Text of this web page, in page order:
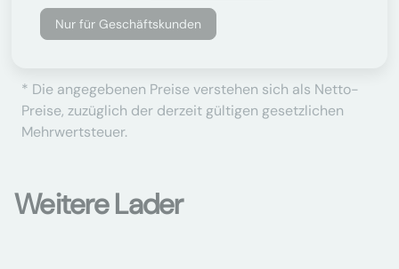
Nur für Geschäftskunden
* Die angegebenen Preise verstehen sich als Netto-
Preise, zuzüglich der derzeit gültigen gesetzlichen
Mehrwertsteuer.
Weitere Lader